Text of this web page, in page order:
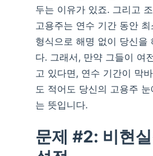
두는 이유가 있죠. 그리고
고용주는 연수 기간 동안
형식으로 해명 없이 당신을
다. 그래서, 만약 그들이 여
고 있다면, 연수 기간이 막
도 적어도 당신의 고용주
는 뜻입니다.
문제 #2: 비현